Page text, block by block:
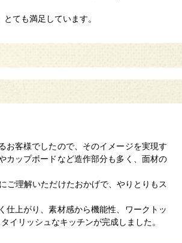
ても満足しています。
お客様でしたので、そのイメージを実現す
カップボードなど造作部分も多く、面材の
ご理解いただけたおかげで、やりとりもス
仕上がり、素材感から機能性、ワークトッ
イリッシュなキッチンが完成しました。